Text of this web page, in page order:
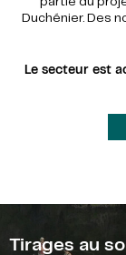
Duchénier. Des
Le secteur est
Tirages au